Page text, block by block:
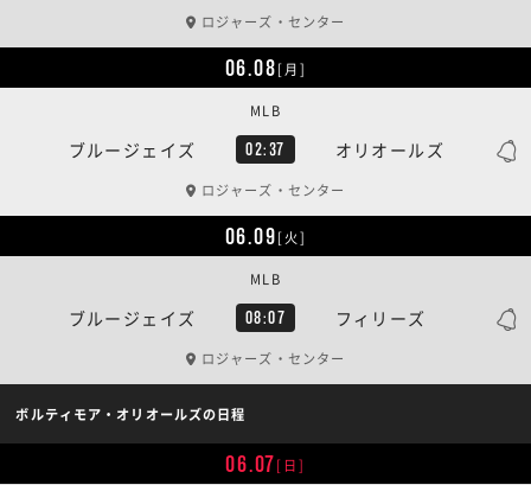
ロジャーズ・センター
06.08[月]
ブルージェイズ 02:37 オリオールズ
MLB
ロジャーズ・センター
06.09[火]
ブルージェイズ 08:07 フィリーズ
MLB
ロジャーズ・センター
ボルティモア・オリオールズの日程
06.07[日]